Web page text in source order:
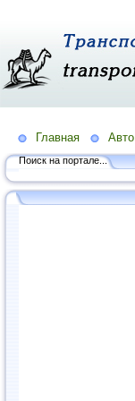
Главная Авто
Поиск на портале...